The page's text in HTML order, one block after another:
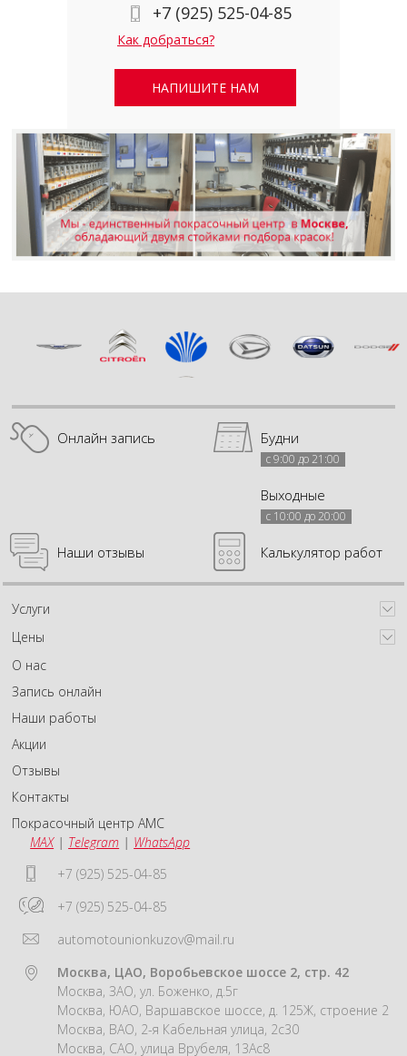
+7 (925) 525-04-85
Как добраться?
НАПИШИТЕ НАМ
Онлайн запись Будни
с 9:00 до 21:00
Выходные
с 10:00 до 20:00
Наши отзывы Калькулятор работ
Услуги
Цены
О нас
Запись онлайн
Наши работы
Акции
Отзывы
Контакты
Покрасочный центр АМС
MAX| Telegram | WhatsApp
+7 (925) 525-04-85
+7 (925) 525-04-85
automotounionkuzov@mail.ru
Москва, ЦАО, Воробьевское шоссе 2, стр. 42
Москва, ЗАО, ул. Боженко, д.5г
Москва, ЮАО, Варшавское шоссе, д. 125Ж, строение 2
Москва, ВАО, 2-я Кабельная улица, 2с30
Москва, САО, улица Врубеля, 13Ас8